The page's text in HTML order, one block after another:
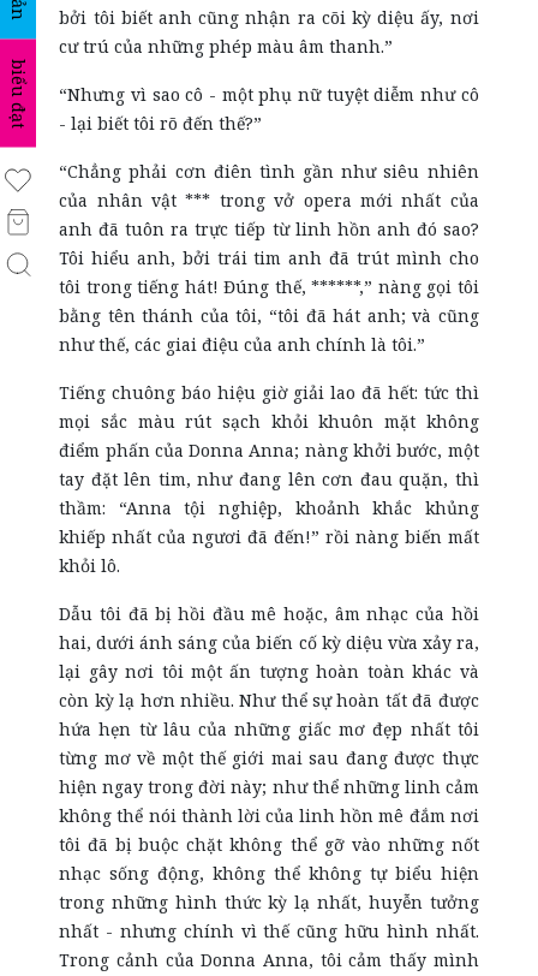
biểu đạt
bởi tôi biết anh cũng nhận ra cõi kỳ diệu ấy, nơi
cư trú của những phép màu âm thanh.”
“Nhưng vì sao cô - một phụ nữ tuyệt diễm như cô
- lại biết tôi rõ đến thế?”
“Chẳng phải cơn điên tình gần như siêu nhiên
của nhân vật *** trong vở opera mới nhất của
anh đã tuôn ra trực tiếp từ linh hồn anh đó sao?
Tôi hiểu anh, bởi trái tim anh đã trút mình cho
tôi trong tiếng hát! Đúng thế, ******,” nàng gọi tôi
bằng tên thánh của tôi, “tôi đã hát anh; và cũng
như thế, các giai điệu của anh chính là tôi.”
Tiếng chuông báo hiệu giờ giải lao đã hết: tức thì
mọi sắc màu rút sạch khỏi khuôn mặt không
điểm phấn của Donna Anna; nàng khởi bước, một
tay đặt lên tim, như đang lên cơn đau quặn, thì
thầm: “Anna tội nghiệp, khoảnh khắc khủng
khiếp nhất của ngươi đã đến!” rồi nàng biến mất
khỏi lô.
Dẫu tôi đã bị hồi đầu mê hoặc, âm nhạc của hồi
hai, dưới ánh sáng của biến cố kỳ diệu vừa xảy ra,
lại gây nơi tôi một ấn tượng hoàn toàn khác và
còn kỳ lạ hơn nhiều. Như thể sự hoàn tất đã được
hứa hẹn từ lâu của những giấc mơ đẹp nhất tôi
từng mơ về một thế giới mai sau đang được thực
hiện ngay trong đời này; như thể những linh cảm
không thể nói thành lời của linh hồn mê đắm nơi
tôi đã bị buộc chặt không thể gỡ vào những nốt
nhạc sống động, không thể không tự biểu hiện
trong những hình thức kỳ lạ nhất, huyễn tưởng
nhất - nhưng chính vì thế cũng hữu hình nhất.
Trong cảnh của Donna Anna, tôi cảm thấy mình